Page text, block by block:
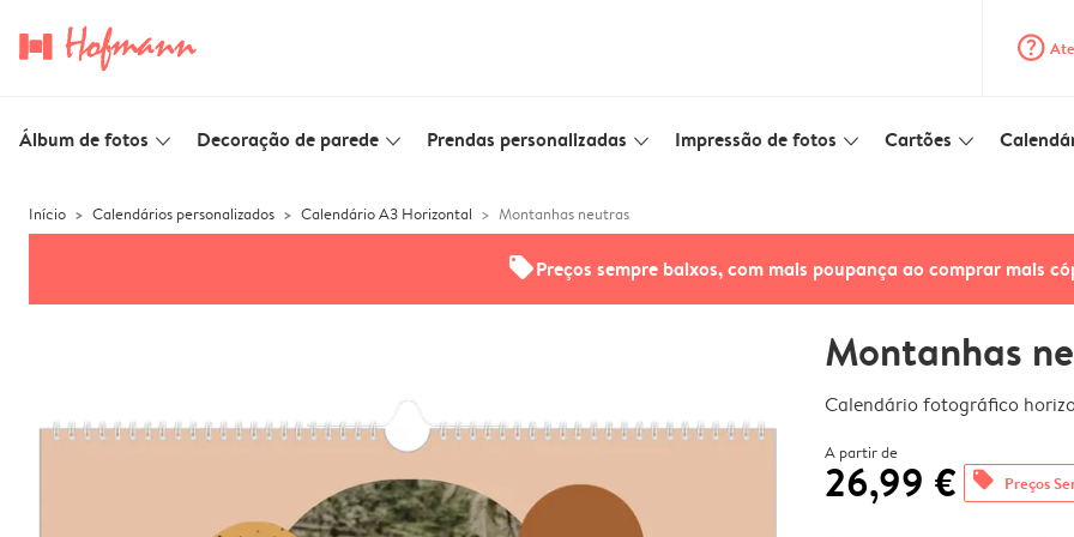
question_mark_circle
Álbum de fotos slim_arrow_down Decoração de parede slim_arrow_down Prendas personalizadas slim_arrow_down Impressão de fotos slim_arrow_down Cartões slim_arrow_down
Início Calendários personalizados Calendário A3 Horizontal Montanhas neutras
offersPreços sempre baixos, com mais poupança ao comprar mais
Montanhas
Calendário fotográfico
A partir de
26,99 € offers Preços